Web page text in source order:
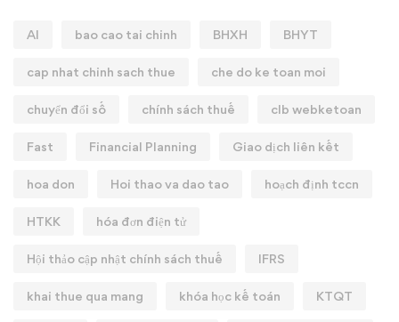
AI bao cao tai chinh BHXH BHYT
cap nhat chinh sach thue che do ke toan moi
chuyển đổi số chính sách thuế clb webketoan
Fast Financial Planning Giao dịch liên kết
hoa don Hoi thao va dao tao hoạch định tccn
HTKK hóa đơn điện tử
Hội thảo cập nhật chính sách thuế IFRS
khai thue qua mang khóa học kế toán KTQT